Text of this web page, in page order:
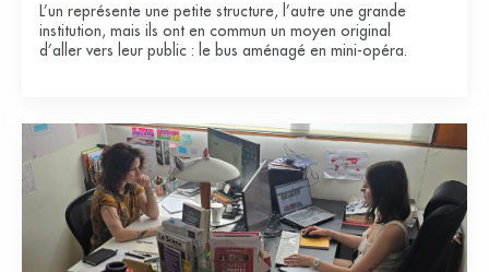
L’un représente une petite structure, l’autre une grande
institution, mais ils ont en commun un moyen original
d’aller vers leur public : le bus aménagé en mini-opéra.